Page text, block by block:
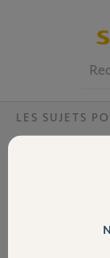
Volet
LES SUJETS